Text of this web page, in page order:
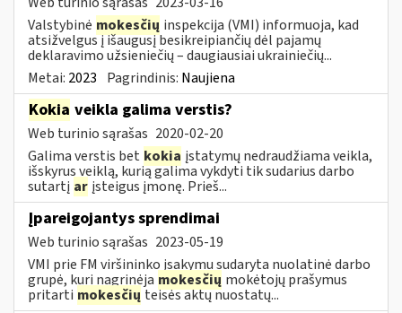
Valstybinė mokesčių inspekcija (VMI) informuoja, kad
atsižvelgus į išaugusį besikreipiančių dėl pajamų
deklaravimo užsieniečių – daugiausiai ukrainiečių...
Metai: 2023 Pagrindinis: Naujiena
Kokia veikla galima verstis?
Web turinio sąrašas 2020-02-20
Galima verstis bet kokia įstatymų nedraudžiama veikla,
išskyrus veiklą, kurią galima vykdyti tik sudarius darbo
sutartį ar įsteigus įmonę. Prieš...
Įpareigojantys sprendimai
Web turinio sąrašas 2023-05-19
VMI prie FM viršininko įsakymu sudaryta nuolatinė darbo
grupė, kuri nagrinėja mokesčių mokėtojų prašymus
pritarti mokesčių teisės aktų nuostatų...